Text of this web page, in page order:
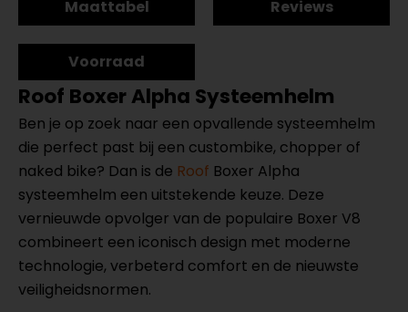
Maattabel Reviews
Voorraad
Roof Boxer Alpha Systeemhelm
Ben je op zoek naar een opvallende systeemhelm
die perfect past bij een custombike, chopper of
naked bike? Dan is de Roof Boxer Alpha
systeemhelm een uitstekende keuze. Deze
vernieuwde opvolger van de populaire Boxer V8
combineert een iconisch design met moderne
technologie, verbeterd comfort en de nieuwste
veiligheidsnormen.